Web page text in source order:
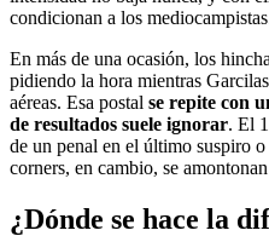
condicionan a los
En más de una ocasión, los
pidiendo la hora mientras
aéreas. Esa postal se repite con
de resultados suele ignorar. El
de un penal en el último suspiro
corners, en cambio, se
¿Dónde se hace la